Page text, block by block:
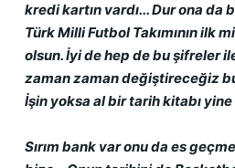
kredi kartın vardı... Dur ona da
Türk Milli Futbol Takımının ilk
olsun. İyi de hep de bu şifreler
zaman zaman değiştireceğiz
İşin yoksa al bir tarih kitabı yine
Sırım bank var onu da es